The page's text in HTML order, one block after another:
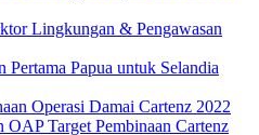
Lingkungan & Pengawasan
Pertama Papua untuk Selandia
Operasi Damai Cartenz 2022
Target Pembinaan Cartenz